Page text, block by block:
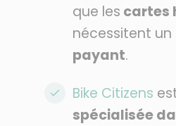
que les cartes
nécessitent un
payant.
Bike Citizens
spécialisée